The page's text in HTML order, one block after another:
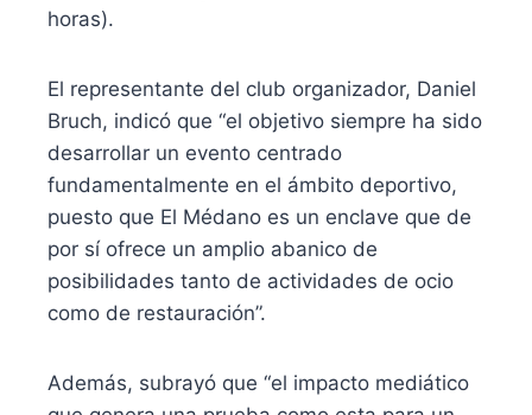
horas).
El representante del club organizador, Daniel
Bruch, indicó que “el objetivo siempre ha sido
desarrollar un evento centrado
fundamentalmente en el ámbito deportivo,
puesto que El Médano es un enclave que de
por sí ofrece un amplio abanico de
posibilidades tanto de actividades de ocio
como de restauración”.
Además, subrayó que “el impacto mediático